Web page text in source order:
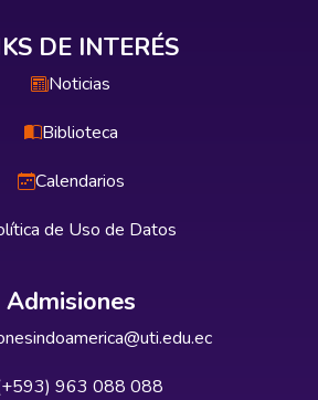
DE INTERÉS
Noticias
Biblioteca
Calendarios
de Uso de Datos
Admisiones
963 088 088